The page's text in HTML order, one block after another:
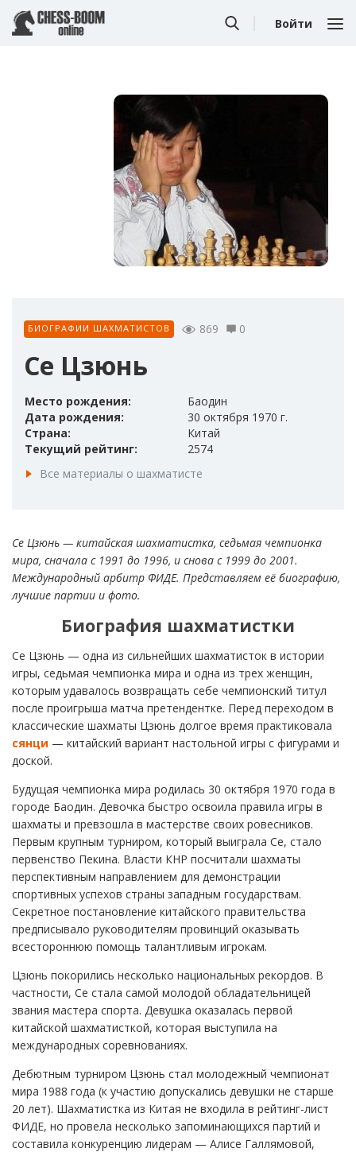
Войти
БИОГРАФИИ ШАХМАТИСТОВ 869 0
Се Цзюнь
Место рождения:
Баодин
Дата рождения:
30 октября 1970 г.
Страна:
Китай
Текущий рейтинг:
2574
Все материалы о шахматисте
Се Цзюнь — китайская шахматистка, седьмая чемпионка
мира, сначала с 1991 до 1996, и снова с 1999 до 2001.
Международный арбитр ФИДЕ. Представляем её биографию,
лучшие партии и фото.
Биография шахматистки
Се Цзюнь — одна из сильнейших шахматисток в истории
игры, седьмая чемпионка мира и одна из трех женщин,
которым удавалось возвращать себе чемпионский титул
после проигрыша матча претендентке. Перед переходом в
классические шахматы Цзюнь долгое время практиковала
сянци — китайский вариант настольной игры с фигурами и
доской.
Будущая чемпионка мира родилась 30 октября 1970 года в
городе Баодин. Девочка быстро освоила правила игры в
шахматы и превзошла в мастерстве своих ровесников.
Первым крупным турниром, который выиграла Се, стало
первенство Пекина. Власти КНР посчитали шахматы
перспективным направлением для демонстрации
спортивных успехов страны западным государствам.
Секретное постановление китайского правительства
предписывало руководителям провинций оказывать
всестороннюю помощь талантливым игрокам.
Цзюнь покорились несколько национальных рекордов. В
частности, Се стала самой молодой обладательницей
звания мастера спорта. Девушка оказалась первой
китайской шахматисткой, которая выступила на
международных соревнованиях.
Дебютным турниром Цзюнь стал молодежный чемпионат
мира 1988 года (к участию допускались девушки не старше
20 лет). Шахматистка из Китая не входила в рейтинг-лист
ФИДЕ, но провела несколько запоминающихся партий и
составила конкуренцию лидерам — Алисе Галлямовой,